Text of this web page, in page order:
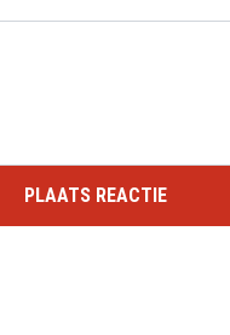
PLAATS REACTIE